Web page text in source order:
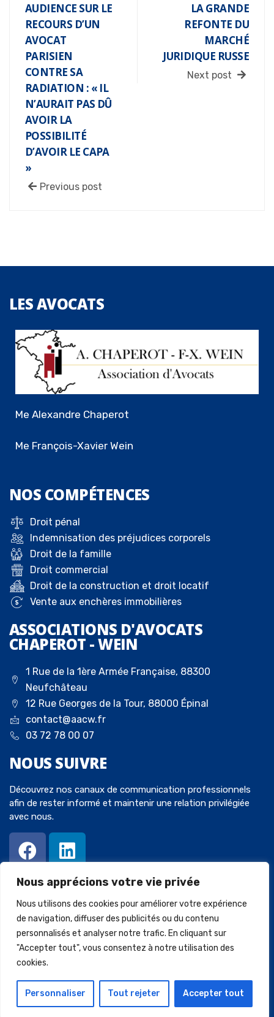
Nous apprécions votre vie privée
Nous utilisons des cookies pour améliorer votre expérience
de navigation, diffuser des publicités ou du contenu
personnalisés et analyser notre trafic. En cliquant sur
"Accepter tout", vous consentez à notre utilisation des
cookies.
Personnaliser Tout rejeter Accepter tout
AUDIENCE SUR LE
RECOURS D’UN
AVOCAT
PARISIEN
CONTRE SA
RADIATION : « IL
N’AURAIT PAS DÛ
AVOIR LA
POSSIBILITÉ
D’AVOIR LE CAPA
»
Previous post
LA GRANDE
REFONTE DU
MARCHÉ
JURIDIQUE RUSSE
Next post
LESAVOCATS
Me Alexandre Chaperot
Me François-Xavier Wein
NOS COMPÉTENCES
Droit pénal
Indemnisation des préjudices corporels
Droit de la famille
Droit commercial
Droit de la construction et droit locatif
Vente aux enchères immobilières
ASSOCIATIONS D'AVOCATS
CHAPEROT - WEIN
1 Rue de la 1ère Armée Française, 88300
Neufchâteau
12 Rue Georges de la Tour, 88000 Épinal
contact@aacw.fr
03 72 78 00 07
NOUS SUIVRE
Découvrez nos canaux de communication professionnels
afin de rester informé et maintenir une relation privilégiée
avec nous.
© 2023 Avocats-Chaperot-Wein. Tous droits réservés. Créé par